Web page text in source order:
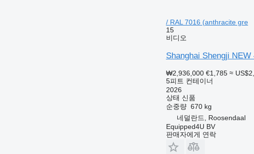
/ RAL 7016 (anthracite gre
15
비디오
Shanghai Shengji
₩2,936,000 €1,785 ≈
5피트 컨테이너
2026
상태 신품
순중량 670 kg
네덜란드, Roosendaal
Equipped4U BV
판매자에게 연락